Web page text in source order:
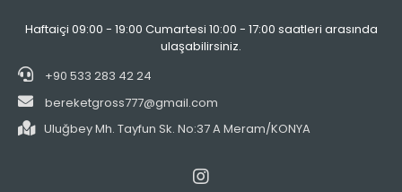
Haftaiçi 09:00 - 19:00 Cumartesi 10:00 - 17:00 saatleri arasında
ulaşabilirsiniz.
+90 533 283 42 24
bereketgross777@gmail.com
Uluğbey Mh. Tayfun Sk. No:37 A Meram/KONYA